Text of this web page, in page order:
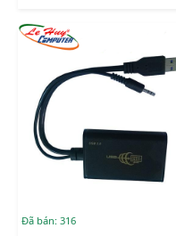
Đã bán: 316